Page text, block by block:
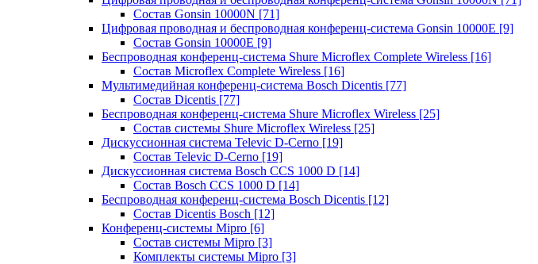
Состав Gonsin 10000N [71]
Цифровая проводная и беспроводная конференц-система Gonsin 10000E [9]
Состав Gonsin 10000E [9]
Беспроводная конференц-система Shure Microflex Complete Wireless [16]
Состав Microflex Complete Wireless [16]
Мультимедийная конференц-система Bosch Dicentis [77]
Состав Dicentis [77]
Беспроводная конференц-система Shure Microflex Wireless [25]
Состав системы Shure Microflex Wireless [25]
Дискуссионная система Televic D-Cerno [19]
Состав Televic D-Cerno [19]
Дискуссионная система Bosch CCS 1000 D [14]
Состав Bosch CCS 1000 D [14]
Беспроводная конференц-система Bosch Dicentis [12]
Состав Dicentis Bosch [12]
Конференц-системы Mipro [6]
Состав системы Mipro [3]
Комплекты системы Mipro [3]